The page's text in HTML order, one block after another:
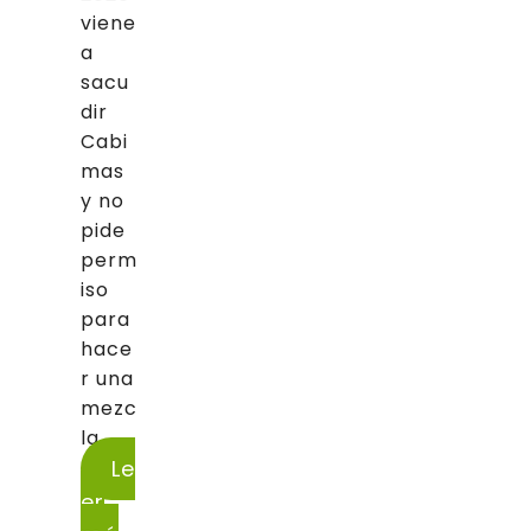
viene
a
sacu
dir
Cabi
mas
y no
pide
perm
iso
para
hace
r una
mezc
la...
Le
er